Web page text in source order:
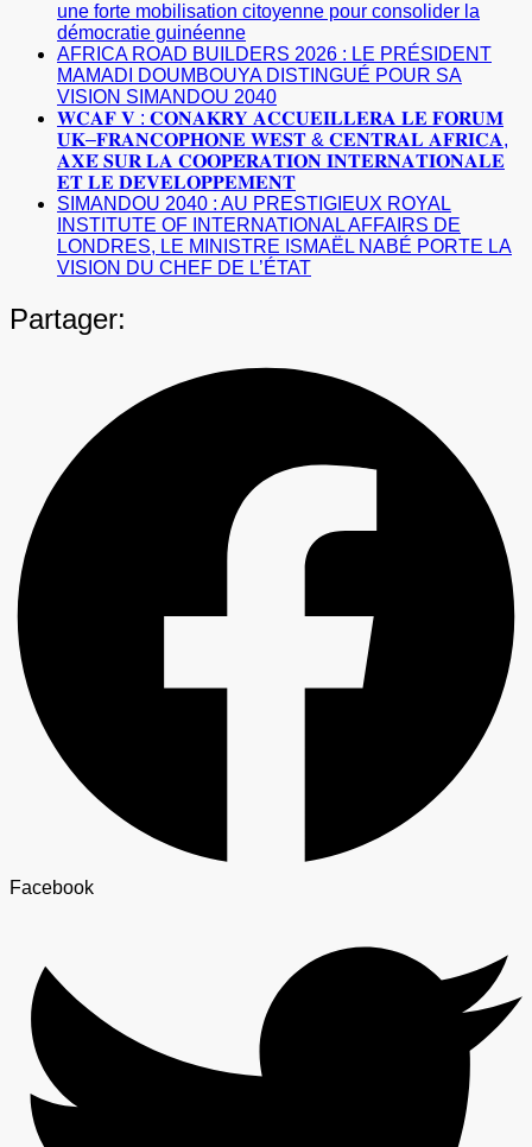
une forte mobilisation citoyenne pour consolider la
démocratie guinéenne
AFRICA ROAD BUILDERS 2026 : LE PRÉSIDENT
MAMADI DOUMBOUYA DISTINGUÉ POUR SA
VISION SIMANDOU 2040
𝐖𝐂𝐀𝐅 𝐕 : 𝐂𝐎𝐍𝐀𝐊𝐑𝐘 𝐀𝐂𝐂𝐔𝐄𝐈𝐋𝐋𝐄𝐑𝐀 𝐋𝐄 𝐅𝐎𝐑𝐔𝐌
𝐔𝐊–𝐅𝐑𝐀𝐍𝐂𝐎𝐏𝐇𝐎𝐍𝐄 𝐖𝐄𝐒𝐓 & 𝐂𝐄𝐍𝐓𝐑𝐀𝐋 𝐀𝐅𝐑𝐈𝐂𝐀,
𝐀𝐗𝐄́ 𝐒𝐔𝐑 𝐋𝐀 𝐂𝐎𝐎𝐏𝐄́𝐑𝐀𝐓𝐈𝐎𝐍 𝐈𝐍𝐓𝐄𝐑𝐍𝐀𝐓𝐈𝐎𝐍𝐀𝐋𝐄
𝐄𝐓 𝐋𝐄 𝐃𝐄́𝐕𝐄𝐋𝐎𝐏𝐏𝐄𝐌𝐄𝐍𝐓
SIMANDOU 2040 : AU PRESTIGIEUX ROYAL
INSTITUTE OF INTERNATIONAL AFFAIRS DE
LONDRES, LE MINISTRE ISMAËL NABÉ PORTE LA
VISION DU CHEF DE L’ÉTAT
Partager:
Facebook